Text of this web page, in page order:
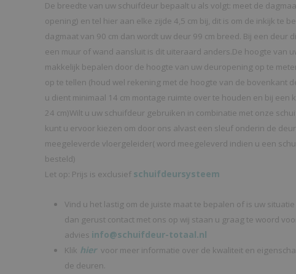
De breedte van uw schuifdeur bepaalt u als volgt: meet de
opening) en tel hier aan elke zijde 4,5 cm bij, dit is om de inkijk te
dagmaat van 90 cm dan wordt uw deur 99 cm breed. Bij een deur
een muur of wand aansluit is dit uiteraard anders.De hoogte van
makkelijk bepalen door de hoogte van uw deuropening op te
op te tellen (houd wel rekening met de hoogte van de bovenkant
u dient minimaal 14 cm montage ruimte over te houden en bij een
24 cm)Wilt u uw schuifdeur gebruiken in combinatie met onze
kunt u ervoor kiezen om door ons alvast een sleuf onderin de
meegeleverde vloergeleider( word meegeleverd indien u een
besteld)
Let op: Prijs is exclusief schuifdeursysteem
Vind u het lastig om de juiste maat te bepalen of is uw
dan gerust contact met ons op wij staan u graag te woord
advies info@schuifdeur-totaal.nl
Klik hier voor meer informatie over de kwaliteit en
de deuren.